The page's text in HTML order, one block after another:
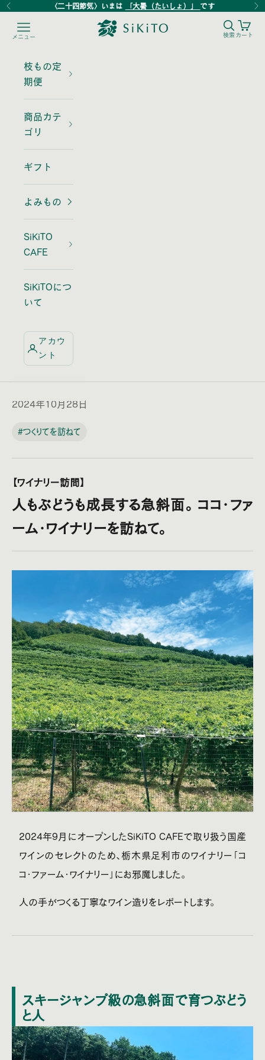
コンテンツへスキップ
前へ 〈二十四節気〉いまは 「大暑（たいしょ）」 です 次
SiKiTO
メニューを開く
メニュー
検索を
検索
カー
カート
枝もの定
期便
商品カテ
ゴリ
ギフト
よみもの
SiKiTO
CAFE
SiKiTOにつ
いて
アカウ
ント
2024年10月28日
#つくりてを訪ねて
【ワイナリー訪問】
人もぶどうも成長する急斜面。 ココ・ファ
ーム・ワイナリーを訪ねて。
2024年9月にオープンしたSiKiTO CAFEで取り扱う国産
ワインのセレクトのため、栃木県足利市のワイナリー「コ
コ・ファーム・ワイナリー」にお邪魔しました。
人の手がつくる丁寧なワイン造りをレポートします。
スキージャンプ級の急斜面で育つぶどう
と人